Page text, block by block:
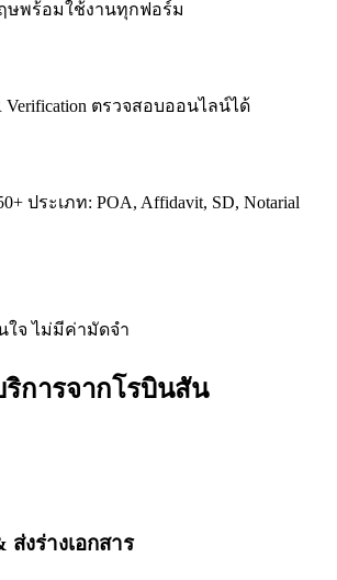
ฤษพร้อมใช้งานทุกฟอร์ม
Verification ตรวจสอบออนไลน์ได้
ประเภท: POA, Affidavit, SD, Notarial
จ ไม่มีค่ามัดจำ
การจากโรบินสัน
งร่างเอกสาร